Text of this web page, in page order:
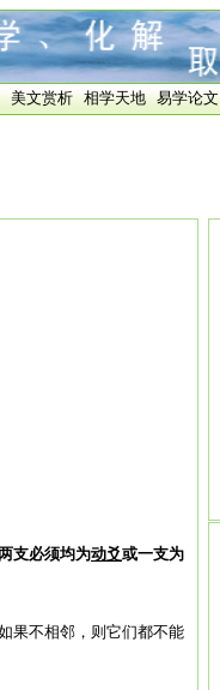
美文赏析 相学天地 易学论文
支必须均为动爻或一支为
果不相邻，则它们都不能